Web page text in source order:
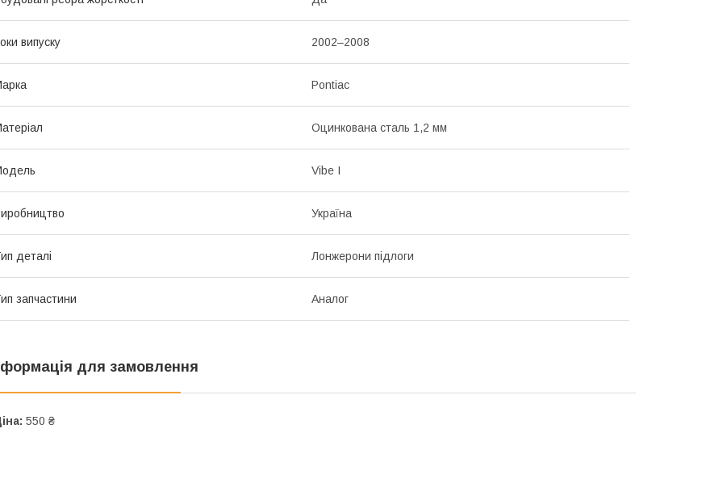
випуску 2002–2008
Pontiac
Оцинкована сталь 1,2 мм
Vibe I
Україна
деталі Лонжерони підлоги
запчастини Аналог
для замовлення
550 ₴